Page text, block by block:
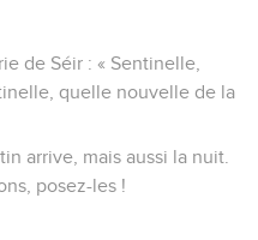
de Séir : « Sentinelle,
quelle nouvelle de la
arrive, mais aussi la nuit.
posez-les !